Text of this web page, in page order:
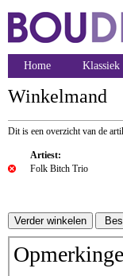
Home Klassiek
Winkelmand
Dit is een overzicht van de
Artiest:
Folk Bitch Trio